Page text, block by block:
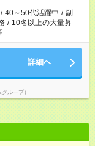
/ 40～50代活躍中 / 副
/ 10名以上の大量募
詳細へ
ループ）